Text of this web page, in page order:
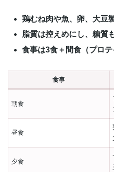
鶏むね肉や魚、卵、大豆
脂質は控えめにし、糖質
食事は3食＋間食（プロ
食事
朝食
昼食
夕食